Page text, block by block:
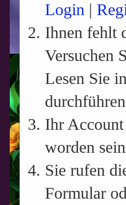
Login |
Ihnen fehlt
Versuchen
Lesen Sie
Ihr
worden
Sie rufen
Formular